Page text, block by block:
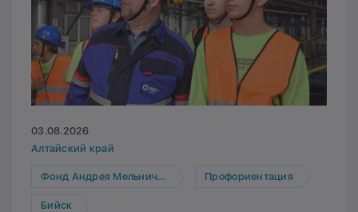
03.08.2026
Алтайский край
Фонд Андрея Мельниченко Профориентация
Бийск